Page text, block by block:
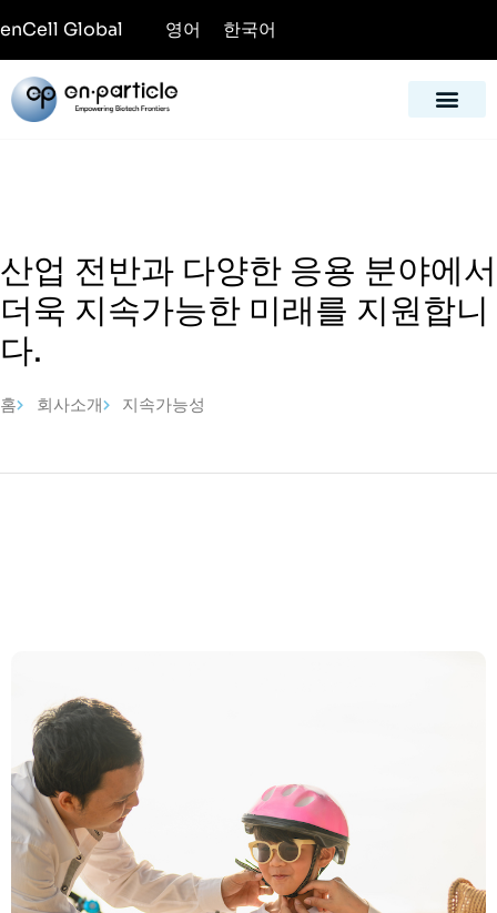
enCell Global 영어 한국어
산업 전반과 다양한 응용 분야에서
더욱 지속가능한 미래를 지원합니
다.
홈 회사소개 지속가능성